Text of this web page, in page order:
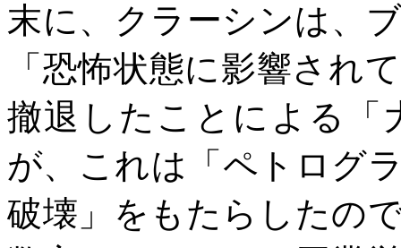
末に、クラーシンは、
「恐怖状態に影響され
撤退したことによる「
が、これは「ペトログ
破壊」をもたらしたの